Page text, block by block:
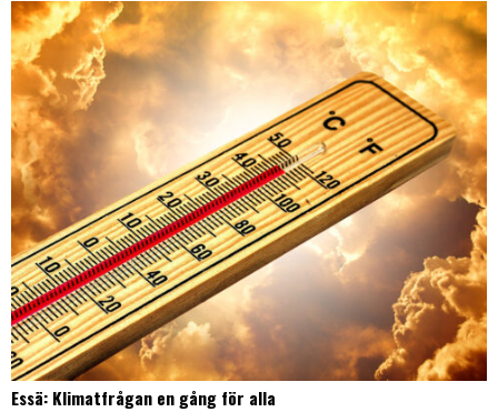
Essä: Klimatfrågan en gång för alla